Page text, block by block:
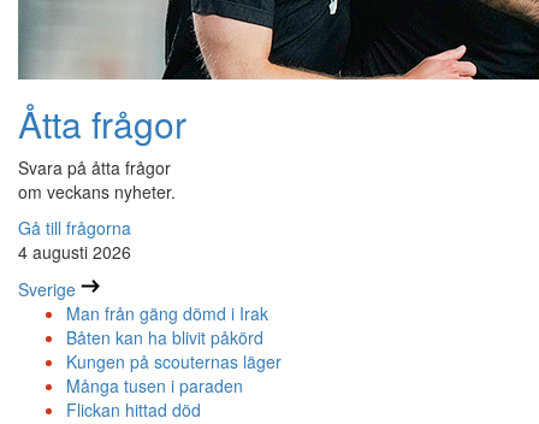
Åtta frågor
Svara på åtta frågor
om veckans nyheter.
Gå till frågorna
4 augusti 2026
Sverige
Man från gäng dömd i Irak
Båten kan ha blivit påkörd
Kungen på scouternas läger
Många tusen i paraden
Flickan hittad död